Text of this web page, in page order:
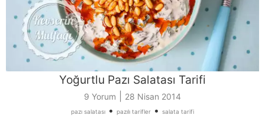
Yoğurtlu Pazı Salatası Tarifi
9 Yorum 28 Nisan 2014
pazı salatası • pazılı tarifler • salata tarifi